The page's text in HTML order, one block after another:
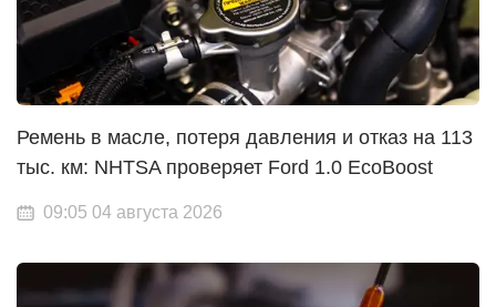
Ремень в масле, потеря давления и отказ на 113
тыс. км: NHTSA проверяет Ford 1.0 EcoBoost
09:05 04 августа 2026